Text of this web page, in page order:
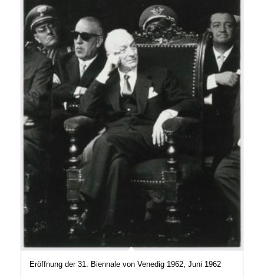
Eröffnung der 31. Biennale von Venedig 1962, Juni 1962